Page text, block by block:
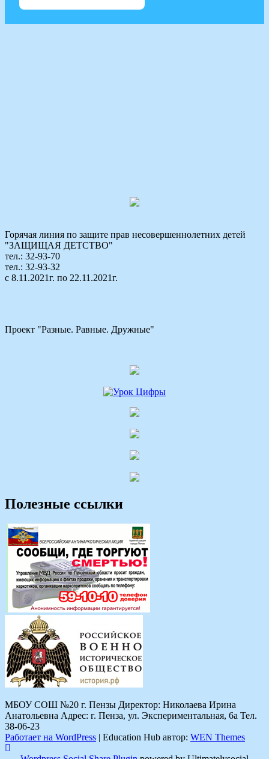
Горячая линия по защите прав несовершеннолетних детей
"ЗАЩИЩАЯ ДЕТСТВО"
тел.: 32-93-70
тел.: 32-93-32
с 8.11.2021г. по 22.11.2021г.
Проект "Разные. Равные. Дружные"
Полезные ссылки
МБОУ СОШ №20 г. Пензы Директор: Николаева Ирина
Анатольевна Адрес: г. Пенза, ул. Экспериментальная, 6а Тел.
38-06-23
Работает на WordPress | Education Hub автор: WEN Themes